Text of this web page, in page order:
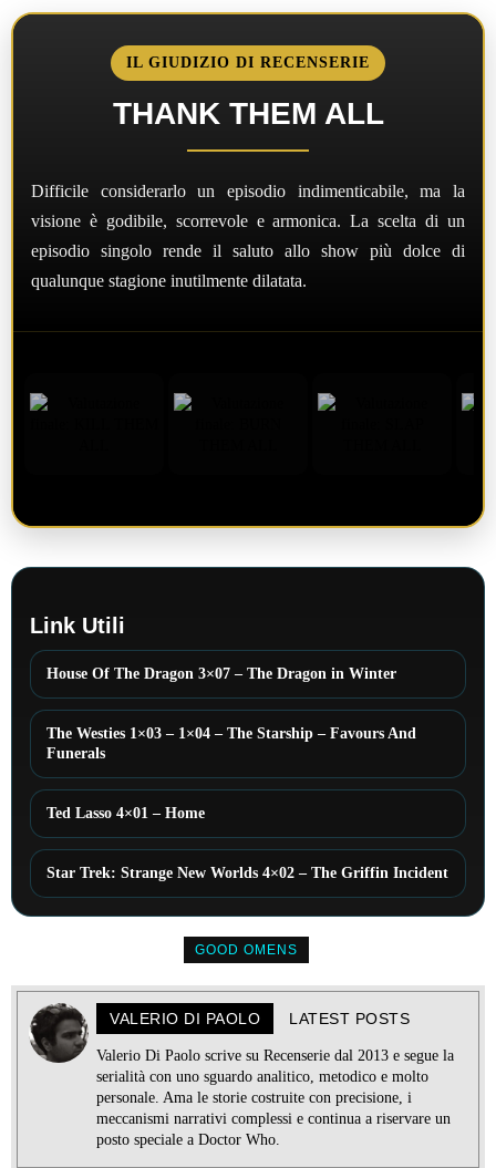
IL GIUDIZIO DI RECENSERIE
THANK THEM ALL
Difficile considerarlo un episodio indimenticabile, ma la
visione è godibile, scorrevole e armonica. La scelta di un
episodio singolo rende il saluto allo show più dolce di
qualunque stagione inutilmente dilatata.
Link Utili
House Of The Dragon 3×07 – The Dragon in Winter
The Westies 1×03 – 1×04 – The Starship – Favours And
Funerals
Ted Lasso 4×01 – Home
Star Trek: Strange New Worlds 4×02 – The Griffin Incident
GOOD OMENS
VALERIO DI PAOLO LATEST POSTS
Valerio Di Paolo scrive su Recenserie dal 2013 e segue la
serialità con uno sguardo analitico, metodico e molto
personale. Ama le storie costruite con precisione, i
meccanismi narrativi complessi e continua a riservare un
posto speciale a Doctor Who.